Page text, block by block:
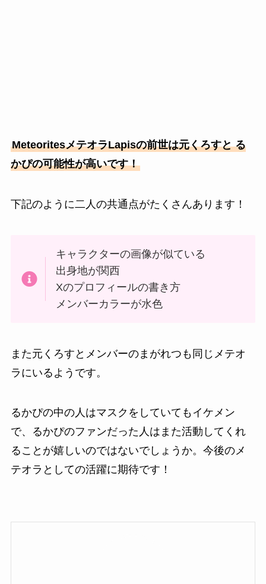
MeteoritesメテオラLapisの前世は元くろすと る
かぴの可能性が高いです！
下記のように二人の共通点がたくさんあります！
キャラクターの画像が似ている
出身地が関西
Xのプロフィールの書き方
メンバーカラーが水色
また元くろすとメンバーのまがれつも同じメテオ
ラにいるようです。
るかぴの中の人はマスクをしていてもイケメン
で、るかぴのファンだった人はまた活動してくれ
ることが嬉しいのではないでしょうか。今後のメ
テオラとしての活躍に期待です！